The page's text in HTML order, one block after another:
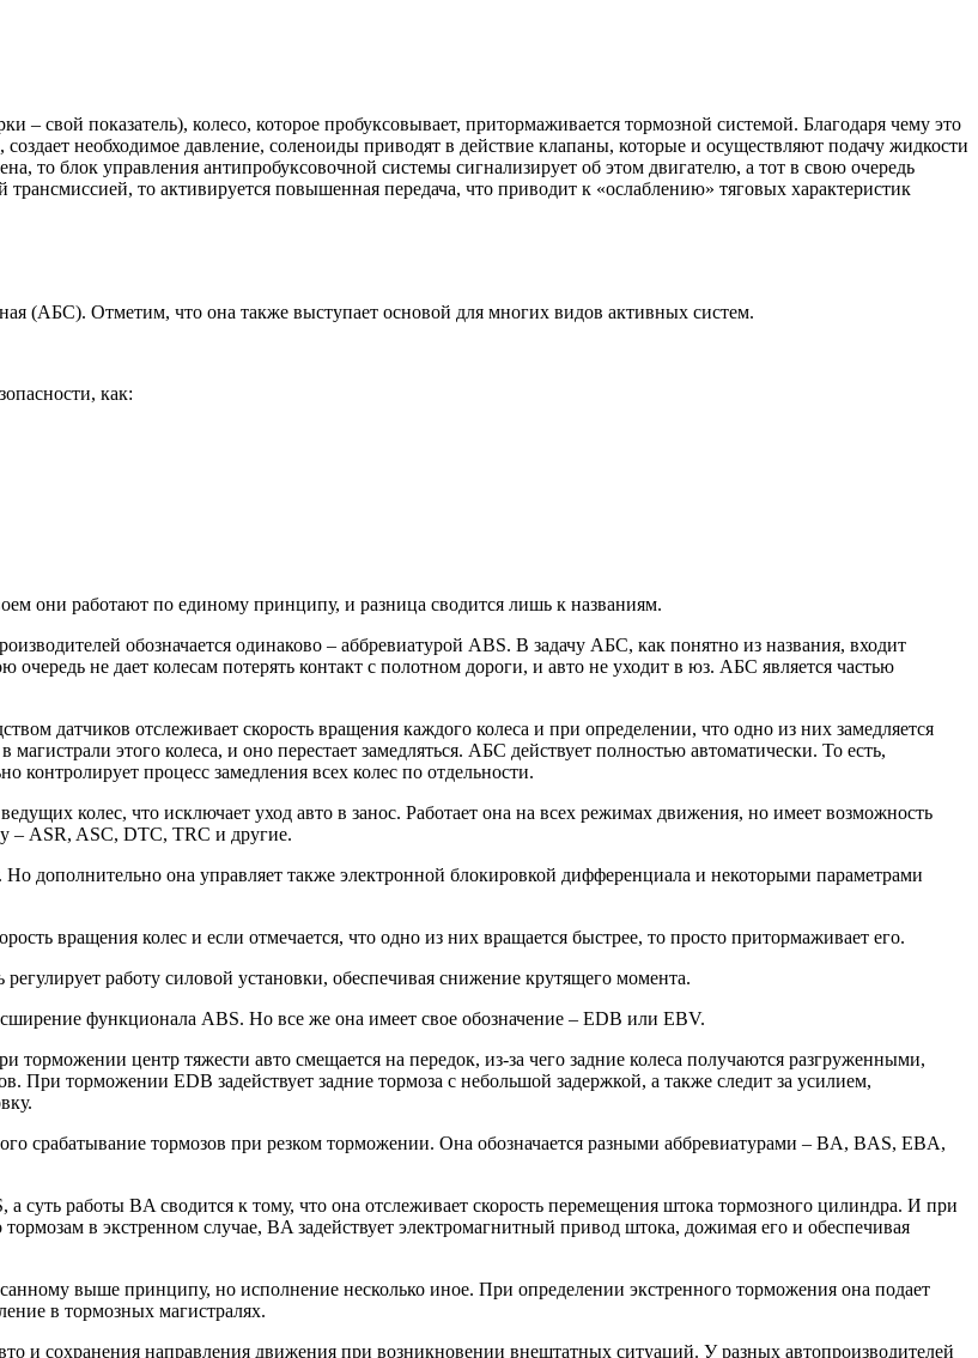
свой показатель), колесо, которое пробуксовывает, притормаживается тормозной системой. Благодаря чему это
необходимое давление, соленоиды приводят в действие клапаны, которые и осуществляют подачу жидкости
то блок управления антипробуксовочной системы сигнализирует об этом двигателю, а тот в свою очередь
то активируется повышенная передача, что приводит к «ослаблению» тяговых характеристик
(АБС). Отметим, что она также выступает основой для многих видов активных систем.
как:
они работают по единому принципу, и разница сводится лишь к названиям.
обозначается одинаково – аббревиатурой ABS. В задачу АБС, как понятно из названия, входит
не дает колесам потерять контакт с полотном дороги, и авто не уходит в юз. АБС является частью
датчиков отслеживает скорость вращения каждого колеса и при определении, что одно из них замедляется
этого колеса, и оно перестает замедляться. АБС действует полностью автоматически. То есть,
процесс замедления всех колес по отдельности.
колес, что исключает уход авто в занос. Работает она на всех режимах движения, но имеет возможность
– ASR, ASC, DTC, TRC и другие.
Но дополнительно она управляет также электронной блокировкой дифференциала и некоторыми параметрами
вращения колес и если отмечается, что одно из них вращается быстрее, то просто притормаживает его.
работу силовой установки, обеспечивая снижение крутящего момента.
функционала ABS. Но все же она имеет свое обозначение – EDB или EBV.
центр тяжести авто смещается на передок, из-за чего задние колеса получаются разгруженными,
При торможении EDB задействует задние тормоза с небольшой задержкой, а также следит за усилием,
срабатывание тормозов при резком торможении. Она обозначается разными аббревиатурами – BA, BAS, EBA,
суть работы BA сводится к тому, что она отслеживает скорость перемещения штока тормозного цилиндра. И при
в экстренном случае, BA задействует электромагнитный привод штока, дожимая его и обеспечивая
выше принципу, но исполнение несколько иное. При определении экстренного торможения она подает
в тормозных магистралях.
и сохранения направления движения при возникновении внештатных ситуаций. У разных автопроизводителей